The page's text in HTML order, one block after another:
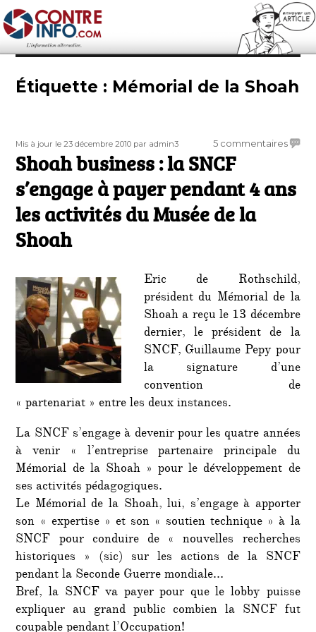
Contre-Info
Étiquette : Mémorial de la Shoah
Publié
le
Mis à jour le 23 décembre 2010 Auteur
par admin3 5 commentairessur
:
4
les
du
de
Shoah business : la SNCF
s’engage à payer pendant 4 ans
les activités du Musée de la
Shoah
Eric de Rothschild,
président du Mémorial de la
Shoah a reçu le 13 décembre
dernier, le président de la
SNCF, Guillaume Pepy pour
la signature d’une
convention de
« partenariat » entre les deux instances.
La SNCF s’engage à devenir pour les quatre années
à venir « l’entreprise partenaire principale du
Mémorial de la Shoah » pour le développement de
ses activités pédagogiques.
Le Mémorial de la Shoah, lui, s’engage à apporter
son « expertise » et son « soutien technique » à la
SNCF pour conduire de « nouvelles recherches
historiques » (sic) sur les actions de la SNCF
pendant la Seconde Guerre mondiale…
Bref, la SNCF va payer pour que le lobby puisse
expliquer au grand public combien la SNCF fut